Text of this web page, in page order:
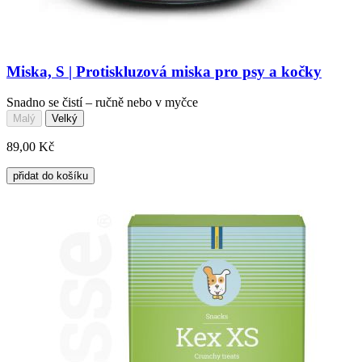
Miska, S | Protiskluzová miska pro psy a kočky
Snadno se čistí – ručně nebo v myčce
Malý Velký
89,00 Kč
přidat do košíku